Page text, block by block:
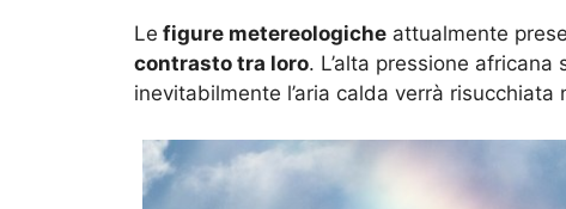
Le figure metereologiche attualmente
contrasto tra loro. L’alta pressione
inevitabilmente l’aria calda verrà